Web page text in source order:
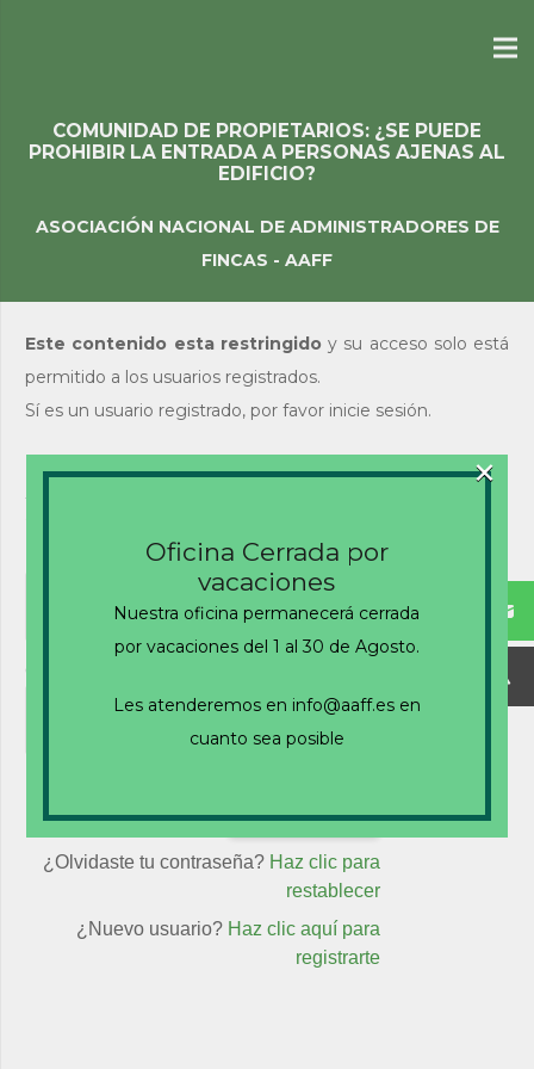
COMUNIDAD DE PROPIETARIOS: ¿SE PUEDE
PROHIBIR LA ENTRADA A PERSONAS AJENAS AL
EDIFICIO?
ASOCIACIÓN NACIONAL DE ADMINISTRADORES DE
FINCAS - AAFF
Este contenido esta restringido y su acceso solo está
permitido a los usuarios registrados.
Sí es un usuario registrado, por favor inicie sesión.
Nombre de usuario o correo electrónico
¿Olvidaste tu contraseña? Haz clic para
restablecer
¿Nuevo usuario? Haz clic aquí para
registrarte
Oficina Cerrada por
vacaciones
Nuestra oficina permanecerá cerrada
por vacaciones del 1 al 30 de Agosto.
Les atenderemos en info@aaff.es en
cuanto sea posible
×